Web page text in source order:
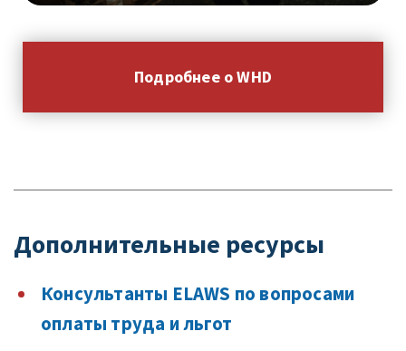
Подробнее о WHD
Дополнительные ресурсы
Консультанты ELAWS по вопросами
оплаты труда и льгот